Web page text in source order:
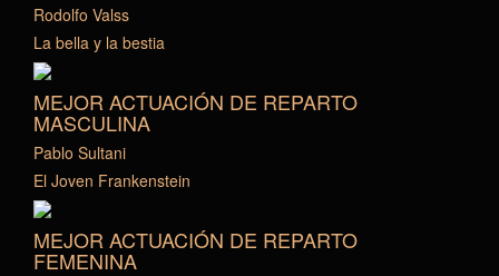
Rodolfo Valss
La bella y la bestia
MEJOR ACTUACIÓN DE REPARTO
MASCULINA
Pablo Sultani
El Joven Frankenstein
MEJOR ACTUACIÓN DE REPARTO
FEMENINA